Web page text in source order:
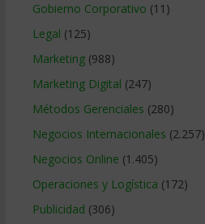
Gobierno Corporativo (11)
Legal (125)
Marketing(988)
Marketing Digital (247)
Métodos Gerenciales (280)
Negocios Internacionales (2.257)
Negocios Online (1.405)
Operaciones y Logística (172)
Publicidad (306)